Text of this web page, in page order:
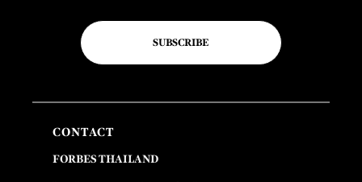
SUBSCRIBE
CONTACT
FORBES THAILAND